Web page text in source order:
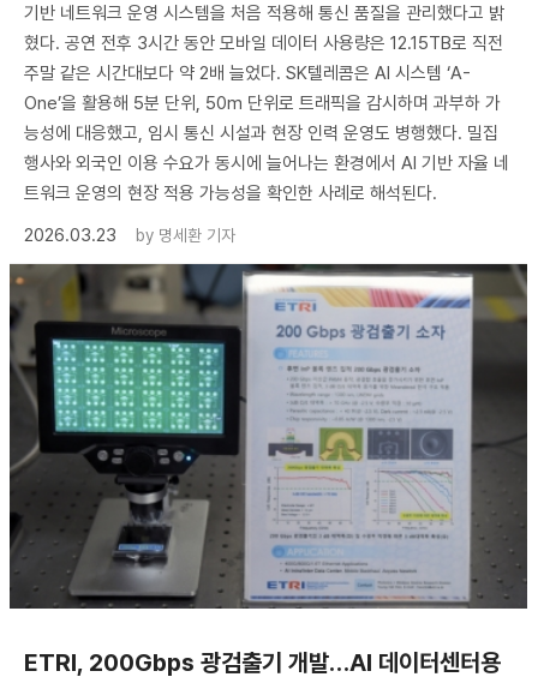
기반 네트워크 운영 시스템을 처음 적용해 통신 품질을 관리했다고 밝
혔다. 공연 전후 3시간 동안 모바일 데이터 사용량은 12.15TB로 직전
주말 같은 시간대보다 약 2배 늘었다. SK텔레콤은 AI 시스템 ‘A-
One’을 활용해 5분 단위, 50m 단위로 트래픽을 감시하며 과부하 가
능성에 대응했고, 임시 통신 시설과 현장 인력 운영도 병행했다. 밀집
행사와 외국인 이용 수요가 동시에 늘어나는 환경에서 AI 기반 자율 네
트워크 운영의 현장 적용 가능성을 확인한 사례로 해석된다.
2026.03.23
by 명세환 기자
ETRI, 200Gbps 광검출기 개발…AI 데이터센터용